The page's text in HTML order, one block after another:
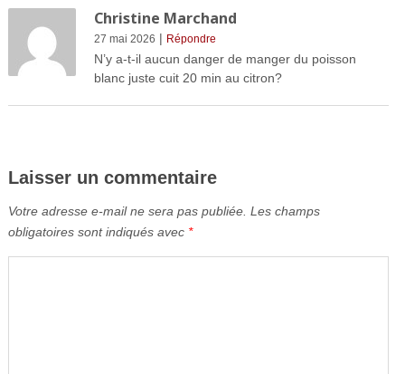
Christine Marchand
27 mai 2026 | Répondre
N’y a-t-il aucun danger de manger du poisson
blanc juste cuit 20 min au citron?
Laisser un commentaire
Votre adresse e-mail ne sera pas publiée. Les champs
obligatoires sont indiqués avec *